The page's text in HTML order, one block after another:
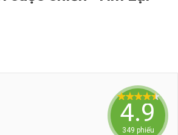
349 phiếu